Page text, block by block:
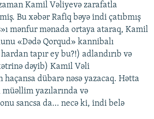
Kamil Vəliyevə zarafatla
Bu xəbər Rafiq bəyə indi çatıbmış
mənfur mənada ortaya ataraq, Kamil
«Dədə Qorqud» kannibalı
tapır ey bu?!) adlandırıb və
dəyib) Kamil Vəli
dübarə nəsə yazacaq. Hətta
yazılarında və
onu sancsa da… necə ki, indi belə